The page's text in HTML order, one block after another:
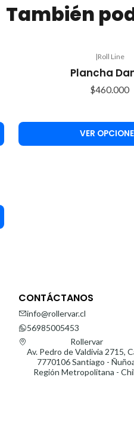
También
|Roll Line
Plancha
$460.000
VER
CONTÁCTANOS
info@rollervar.cl
56985005453
Rollervar
Av. Pedro de Valdivia 2715,
7770106 Santiago -
Región Metropolitana -